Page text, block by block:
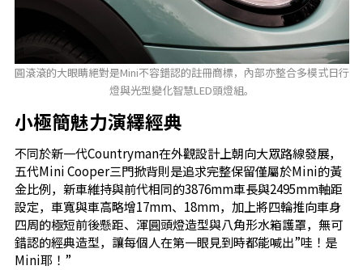
圓滾滾的大眼睛絕對是Mini不容錯認的註冊商標，內部亦整合多模式日行
燈與光型變化智慧LED頭燈組。
小極簡魅力演繹經典
不同於新一代Countryman在外觀設計上朝向大眾路線發展，
五代Mini Cooper三門掀背則是追求完整保留僅屬於Mini的黃
金比例，新車維持與前代相同的3876mm車長與2495mm軸距
設定，車寬與車高略增17mm、18mm，加上將四輪推向車身
四周的極短前後懸距、渾圓頭燈造型與八角形水箱護罩，無可
錯認的經典造型，讓每個人在第一眼見到時都能喊出”哇！是
Mini耶！”